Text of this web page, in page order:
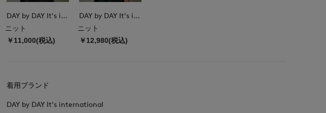
DAY by DAY It's international
ニット
￥11,000(税込)
DAY by DAY It's international
ニット
￥12,980(税込)
着用ブランド
DAY by DAY It's international